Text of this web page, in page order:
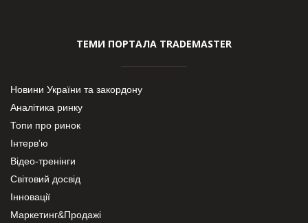
ТЕМИ ПОРТАЛА TRADEMASTER
Новини України та закордону
Аналітика ринку
Топи про ринок
Інтерв’ю
Відео-тренінги
Світовий досвід
Інновації
Маркетинг&Продажі